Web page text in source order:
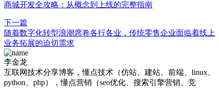
商城开发全攻略：从概念到上线的完整指南
下一篇
随着数字化转型浪潮席卷各行各业，传统零售企业面临着线上
业务拓展的迫切需求
李金龙
互联网技术分享博客，懂点技术（仿站、建站、前端、linux、
python、php），懂点营销（seo优化、搜索引擎营销、竞